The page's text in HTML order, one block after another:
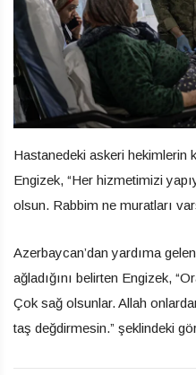
Hastanedeki askeri hekimlerin
Engizek, “Her hizmetimizi
olsun. Rabbim ne muratları
Azerbaycan’dan yardıma
ağladığını belirten Engizek,
Çok sağ olsunlar. Allah
taş değdirmesin.” şeklindeki